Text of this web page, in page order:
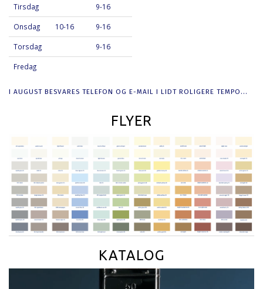
Tirsdag 9-16
Onsdag 10-16 9-16
Torsdag 9-16
Fredag
I AUGUST BESVARES TELEFON OG E-MAIL I LIDT ROLIGERE TEMPO...
FLYER
KATALOG